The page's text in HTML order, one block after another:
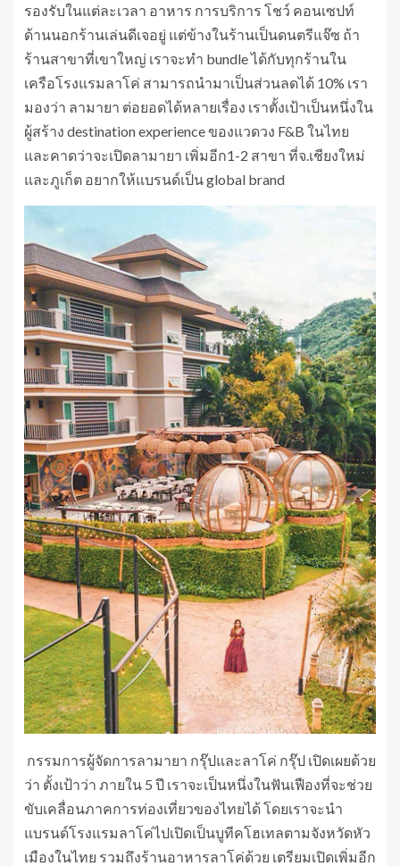
รองรับในแต่ละเวลา อาหาร การบริการ โชว์ คอนเซปท์
ด้านนอกร้านเล่นดีเจอยู่ แต่ข้างในร้านเป็นดนตรีแจ๊ซ ถ้า
ร้านสาขาที่เขาใหญ่ เราจะทำ bundle ได้กับทุกร้านใน
เครือโรงแรมลาโค่ สามารถนำมาเป็นส่วนลดได้ 10% เรา
มองว่า ลามายา ต่อยอดได้หลายเรื่อง เราตั้งเป้าเป็นหนึ่งใน
ผู้สร้าง destination experience ของแวดวง F&B ในไทย
และคาดว่าจะเปิดลามายา เพิ่มอีก1-2 สาขา ที่จ.เชียงใหม่
และภูเก็ต อยากให้แบรนด์เป็น global brand
​​ กรรมการผู้จัดการลามายา กรุ๊ปและลาโค่ กรุ๊ป เปิดเผยด้วย
ว่า ตั้งเป้าว่า ภายใน 5 ปี เราจะเป็นหนึ่งในฟันเฟืองที่จะช่วย
ขับเคลื่อนภาคการท่องเที่ยวของไทยได้ โดยเราจะนำ
แบรนด์โรงแรมลาโค่ไปเปิดเป็นบูทีคโฮเทลตามจังหวัดหัว
เมืองในไทย รวมถึงร้านอาหารลาโค่ด้วย เตรียมเปิดเพิ่มอีก